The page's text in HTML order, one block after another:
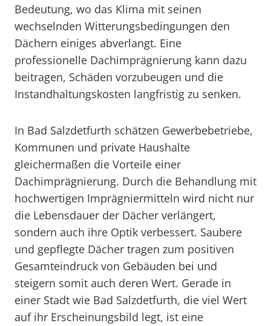
Bedeutung, wo das Klima mit seinen
wechselnden Witterungsbedingungen den
Dächern einiges abverlangt. Eine
professionelle Dachimprägnierung kann dazu
beitragen, Schäden vorzubeugen und die
Instandhaltungskosten langfristig zu senken.
In Bad Salzdetfurth schätzen Gewerbebetriebe,
Kommunen und private Haushalte
gleichermaßen die Vorteile einer
Dachimprägnierung. Durch die Behandlung mit
hochwertigen Imprägniermitteln wird nicht nur
die Lebensdauer der Dächer verlängert,
sondern auch ihre Optik verbessert. Saubere
und gepflegte Dächer tragen zum positiven
Gesamteindruck von Gebäuden bei und
steigern somit auch deren Wert. Gerade in
einer Stadt wie Bad Salzdetfurth, die viel Wert
auf ihr Erscheinungsbild legt, ist eine